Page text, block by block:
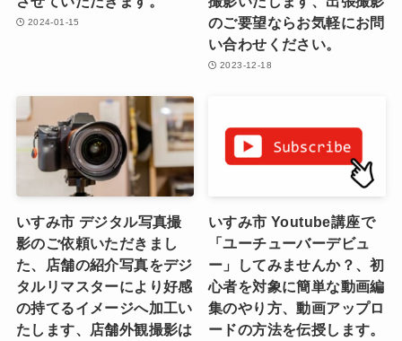
2024-01-15
のご要望ならお気軽にお問
い合わせください。
2023-12-18
いすみ市 デジタル写真撮
影のご依頼いただきまし
た、店舗の紹介写真をデジ
タルリマスターにより好感
の持てるイメージへ加工い
たします、店舗外観撮影は
いすみ市 Youtube講座で
「ユーチューバーデビュ
ー」してみませんか？、初
心者を対象に簡単な動画編
集のやり方、動画アップロ
ードの方法を伝授します。